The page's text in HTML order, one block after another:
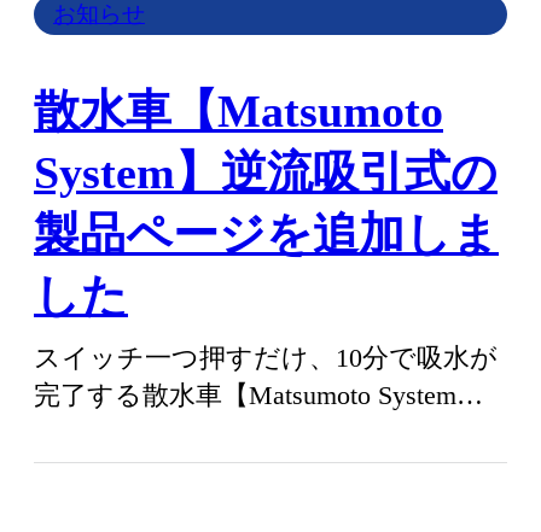
お知らせ
散水車【Matsumoto
System】逆流吸引式の
製品ページを追加しま
した
スイッチ一つ押すだけ、10分で吸水が
完了する散水車【Matsumoto System】